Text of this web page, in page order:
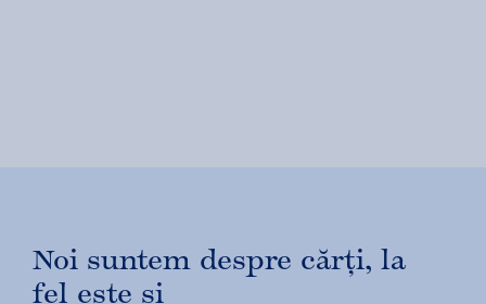
Noi suntem despre cărți, la
fel este și